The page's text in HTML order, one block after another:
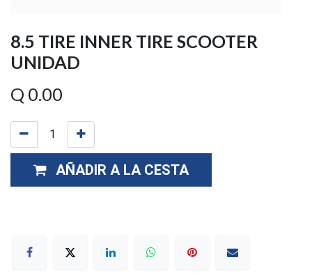
8.5 TIRE INNER TIRE SCOOTER
UNIDAD
Q 0.00
AÑADIR A LA CESTA